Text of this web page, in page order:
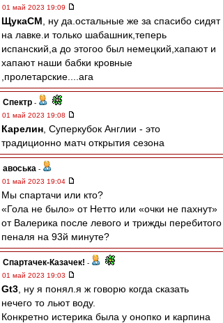
01 май 2023 19:09
ЩукаСМ , ну да.остальные же за спасибо сидят
на лавке.и только шабашник,теперь
испанский,а до этогоо был немецкий,хапают и
хапают наши бабки кровные
,пролетарские....ага
Спектр -
01 май 2023 19:08
Карелин , Суперкубок Англии - это
традиционно матч открытия сезона
авоська -
01 май 2023 19:04
Мы спартачи или кто?
«Гола не было» от Нетто или «очки не пахнут»
от Валерика после левого и трижды перебитого
пеналя на 93й минуте?
Спартачек-Казачек! -
01 май 2023 19:03
Gt3 , ну я понял.я ж говорю когда сказать
нечего то льют воду.
Конкретно истерика была у онопко и карпина